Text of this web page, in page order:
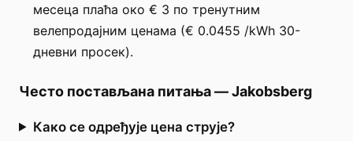
месеца плаћа око € 3 по тренутним
велепродајним ценама (€ 0.0455 /kWh 30-
дневни просек).
Често постављана питања—Jakobsberg
Како се одређује цена струје?